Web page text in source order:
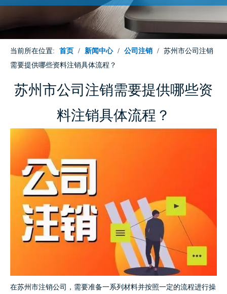
当前所在位置: 首页 / 新闻中心 / 公司注销 / 苏州市公司注销
需要提供哪些资料注销具体流程？
苏州市公司注销需要提供哪些资
料注销具体流程？
在苏州市注销公司，需要准备一系列材料并按照一定的流程进行操